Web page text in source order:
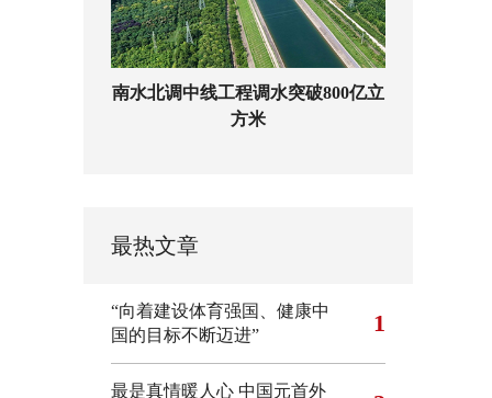
南水北调中线工程调水突破800亿立
方米
最热文章
“向着建设体育强国、健康中
国的目标不断迈进”
1
最是真情暖人心 中国元首外